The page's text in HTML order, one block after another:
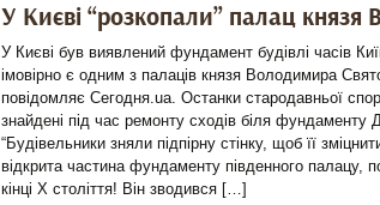
У Києві “розкопали” палац
У Києві був виявлений фундамент будівлі часів
імовірно є одним з палаців князя Володимира
повідомляє Сегодня.ua. Останки стародавньої
знайдені під час ремонту сходів біля фундаменту
“Будівельники зняли підпірну стінку, щоб її
відкрита частина фундаменту південного палацу,
кінці Х століття! Він зводився […]